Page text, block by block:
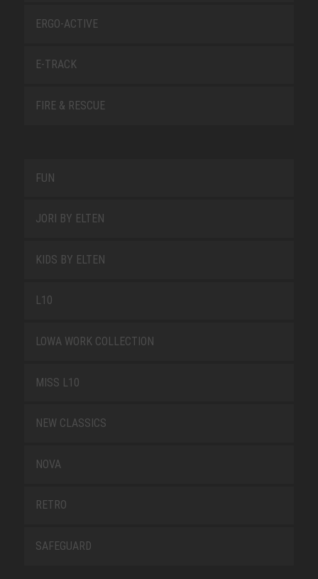
ERGO-ACTIVE
E-TRACK
FIRE & RESCUE
FUN
JORI BY ELTEN
KIDS BY ELTEN
L10
LOWA WORK COLLECTION
MISS L10
NEW CLASSICS
NOVA
RETRO
SAFEGUARD